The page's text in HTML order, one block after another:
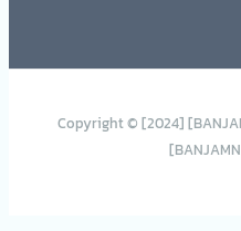
Copyright © [2024]